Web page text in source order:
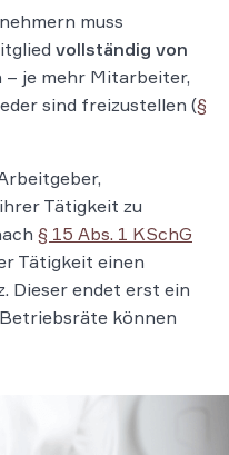
muss
vollständig von
– je mehr Mitarbeiter,
sind freizustellen (§
Tätigkeit zu
§ 15 Abs. 1 KSchG
Tätigkeit einen
Dieser endet erst ein
können